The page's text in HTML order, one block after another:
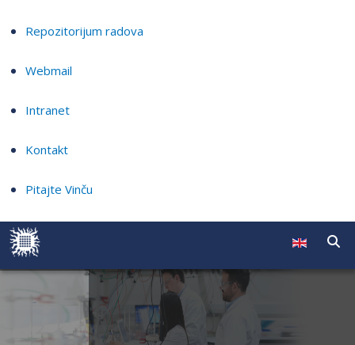
Repozitorijum radova
Webmail
Intranet
Kontakt
Pitajte Vinču